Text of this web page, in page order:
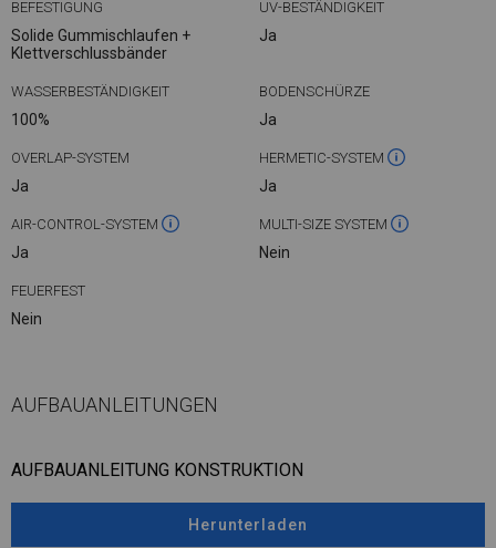
BEFESTIGUNG
Solide Gummischlaufen +
Klettverschlussbänder
UV-BESTÄNDIGKEIT
Ja
WASSERBESTÄNDIGKEIT
100%
BODENSCHÜRZE
Ja
OVERLAP-SYSTEM
Ja
HERMETIC-SYSTEM
Ja
AIR-CONTROL-SYSTEM
Ja
MULTI-SIZE SYSTEM
Nein
FEUERFEST
Nein
AUFBAUANLEITUNGEN
AUFBAUANLEITUNG KONSTRUKTION
Herunterladen